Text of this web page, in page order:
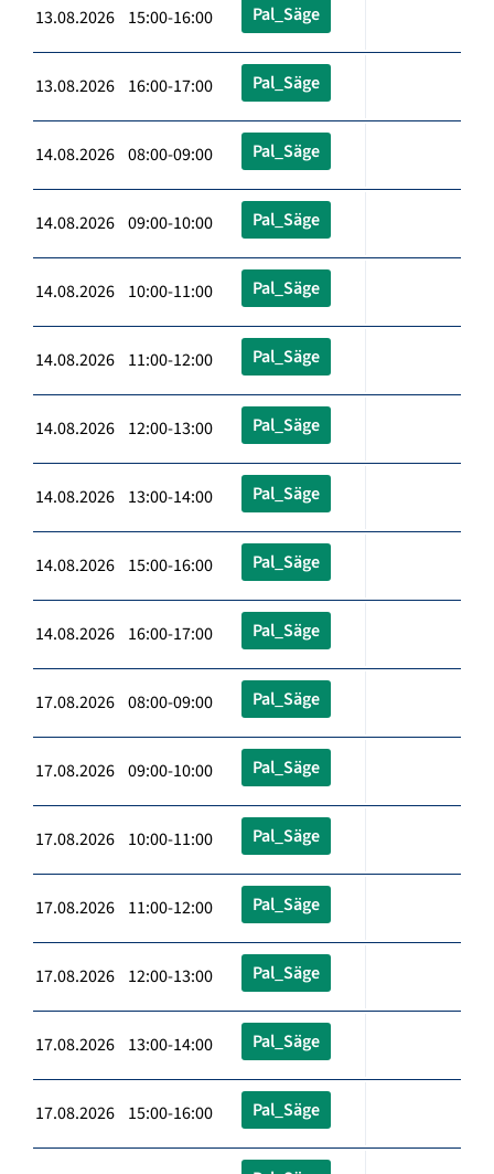
13.08.2026 15:00-16:00 Pal_Säge
13.08.2026 16:00-17:00 Pal_Säge
14.08.2026 08:00-09:00 Pal_Säge
14.08.2026 09:00-10:00 Pal_Säge
14.08.2026 10:00-11:00 Pal_Säge
14.08.2026 11:00-12:00 Pal_Säge
14.08.2026 12:00-13:00 Pal_Säge
14.08.2026 13:00-14:00 Pal_Säge
14.08.2026 15:00-16:00 Pal_Säge
14.08.2026 16:00-17:00 Pal_Säge
17.08.2026 08:00-09:00 Pal_Säge
17.08.2026 09:00-10:00 Pal_Säge
17.08.2026 10:00-11:00 Pal_Säge
17.08.2026 11:00-12:00 Pal_Säge
17.08.2026 12:00-13:00 Pal_Säge
17.08.2026 13:00-14:00 Pal_Säge
17.08.2026 15:00-16:00 Pal_Säge